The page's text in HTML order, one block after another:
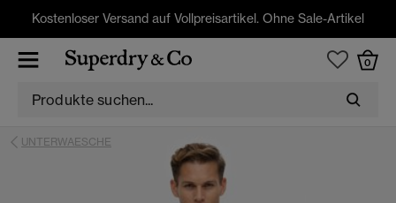
Kostenloser Versand auf Vollpreisartikel. Ohne Sale-Artikel
0
UNTERWAESCHE